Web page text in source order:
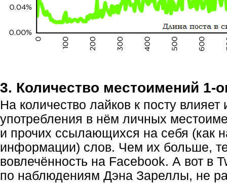
3. Количество местоимений 1-
На количество лайков к посту влияет
употребления в нём личных
и прочих ссылающихся на себя (как
информации) слов. Чем их больше,
вовлечённость на Facebook. А вот в
по наблюдениям Дэна Зареллы, не